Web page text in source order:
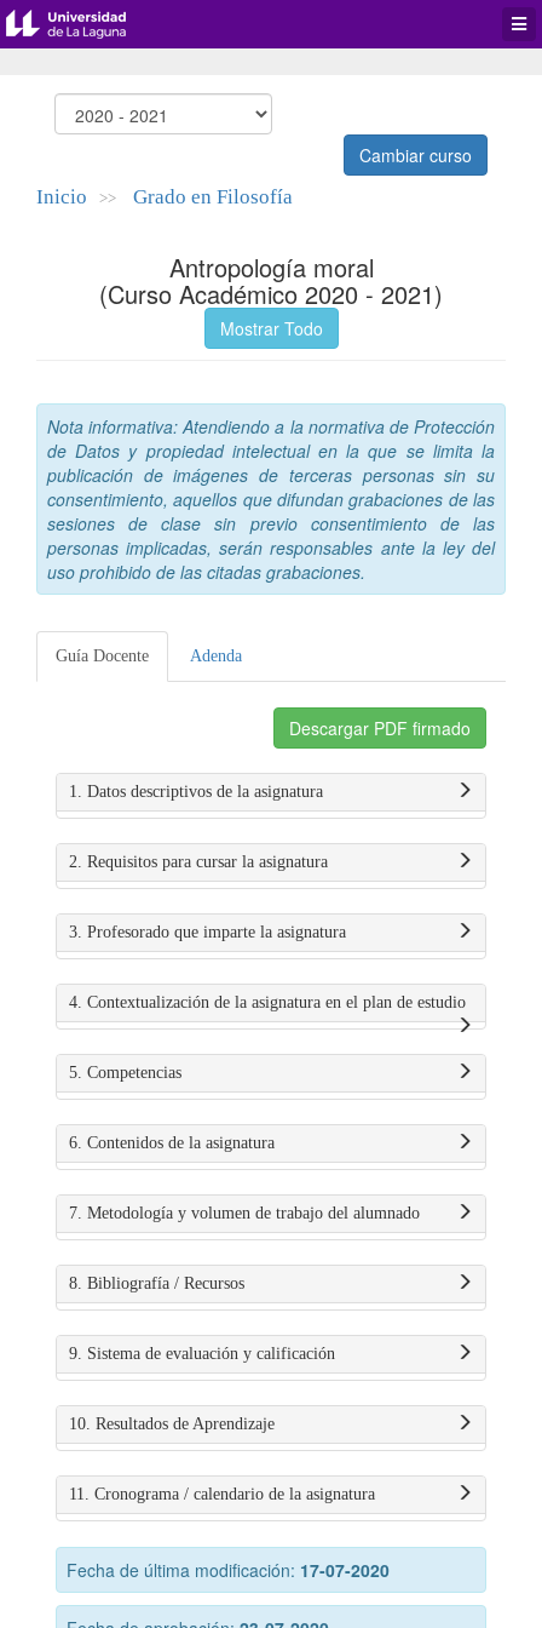
Cambiar curso
Inicio >> Grado en Filosofía
Antropología moral
(Curso Académico 2020 - 2021)
Mostrar Todo
Nota informativa: Atendiendo a la normativa de Protección
de Datos y propiedad intelectual en la que se limita la
publicación de imágenes de terceras personas sin su
consentimiento, aquellos que difundan grabaciones de las
sesiones de clase sin previo consentimiento de las
personas implicadas, serán responsables ante la ley del
uso prohibido de las citadas grabaciones.
Guía Docente Adenda
Descargar PDF firmado
1. Datos descriptivos de la asignatura
2. Requisitos para cursar la asignatura
3. Profesorado que imparte la asignatura
4. Contextualización de la asignatura en el plan de estudio
5. Competencias
6. Contenidos de la asignatura
7. Metodología y volumen de trabajo del alumnado
8. Bibliografía / Recursos
9. Sistema de evaluación y calificación
10. Resultados de Aprendizaje
11. Cronograma / calendario de la asignatura
Fecha de última modificación: 17-07-2020